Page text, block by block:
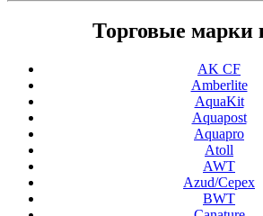
Торговые марки
AK CF
Amberlite
AquaKit
Aquapost
Aquapro
Atoll
AWT
Azud/Cepex
BWT